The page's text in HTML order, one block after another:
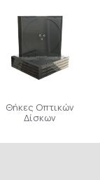
Θήκες Οπτικών
Δίσκων